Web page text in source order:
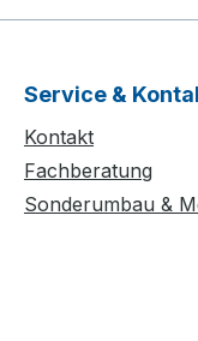
Service &
Kontakt
Fachberatung
Sonderumbau &